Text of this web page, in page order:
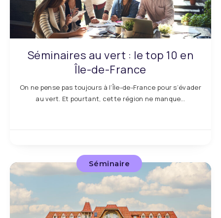
Séminaires au vert : le top 10 en
Île-de-France
On ne pense pas toujours à l’Île-de-France pour s’évader
au vert. Et pourtant, cette région ne manque…
Séminaire